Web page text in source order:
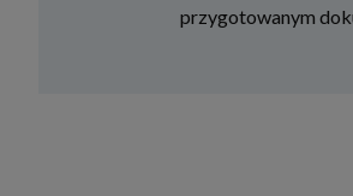
przygotowanym